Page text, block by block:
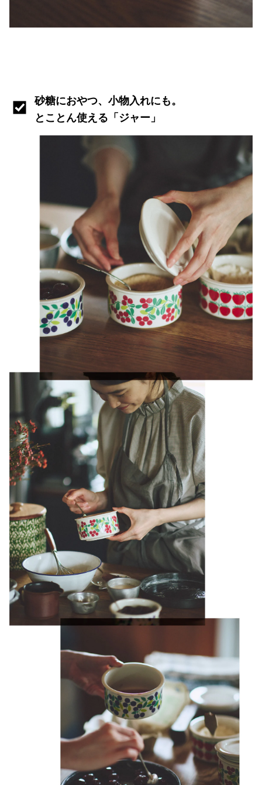
砂糖におやつ、小物入れにも。
とことん使える「ジャー」